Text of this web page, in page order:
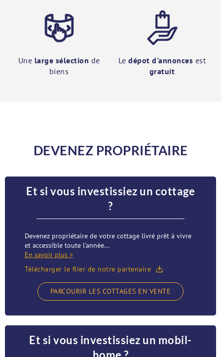
Une large sélection de
biens
Ledépot d'annonces est
gratuit
DEVENEZ PROPRIÉTAIRE
Et si vous investissiez un cottage
?
Devenez propriétaire de votre cottage livré prêt à vivre
et accessible toute l'année...
En savoir plus >
Télécharger le flier de notre partenaire
PARCOURIR LES COTTAGES EN VENTE
Et si vous investissiez un mobil-